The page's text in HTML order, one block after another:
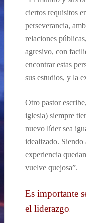
ciertos requisitos
perseverancia,
relaciones
agresivo, con
encontrar estas
sus estudios, y la
Otro pastor
iglesia) siempre
nuevo líder sea
idealizado. Siendo
experiencia
vuelve quejosa”.
Es importante
el liderazgo.